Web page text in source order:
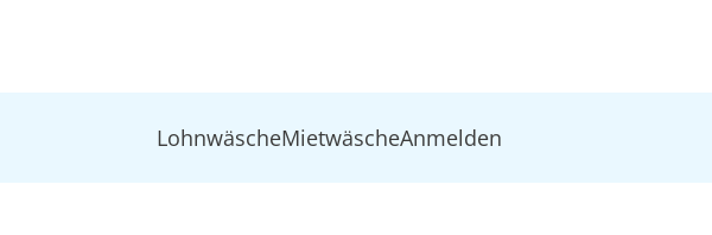
LohnwäscheMietwäscheAnmelden